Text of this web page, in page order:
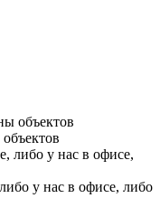
у нас в офисе, либо